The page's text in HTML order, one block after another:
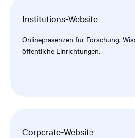
Institutions-Website
Onlinepräsenzen für Forschung,
öffentliche Einrichtungen.
Corporate-Website